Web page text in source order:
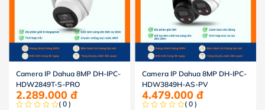
Camera IP Dahua 8MP DH-IPC-
HDW2849T-S-PRO
2.289.000 đ
( 0 )
Camera IP Dahua 8MP DH-IPC-
HDW3849H-AS-PV
4.479.000 đ
( 0 )